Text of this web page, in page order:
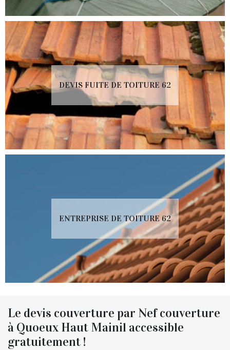
DEVIS FUITE DE TOITURE 62
ENTREPRISE DE TOITURE 62
Le devis couverture par Nef couverture
à Quoeux Haut Mainil accessible
gratuitement !